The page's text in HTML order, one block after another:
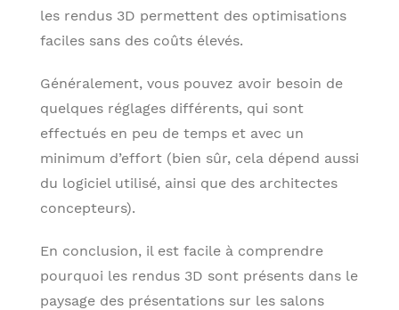
les rendus 3D permettent des optimisations
faciles sans des coûts élevés.
Généralement, vous pouvez avoir besoin de
quelques réglages différents, qui sont
effectués en peu de temps et avec un
minimum d’effort (bien sûr, cela dépend aussi
du logiciel utilisé, ainsi que des architectes
concepteurs).
En conclusion, il est facile à comprendre
pourquoi les rendus 3D sont présents dans le
paysage des présentations sur les salons